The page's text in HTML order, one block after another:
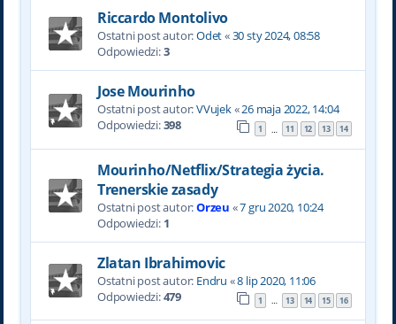
Riccardo Montolivo
Ostatni post autor:Odet«30 sty 2024, 08:58
Odpowiedzi:3
Jose Mourinho
Ostatni post autor:VVujek«26 maja 2022, 14:04
Odpowiedzi:398 1 … 11 12 13 14
Mourinho/Netflix/Strategia życia.
Trenerskie zasady
Ostatni post autor:Orzeu «7 gru 2020, 10:24
Odpowiedzi: 1
Zlatan Ibrahimovic
Ostatni post autor: Endru «8 lip 2020, 11:06
Odpowiedzi:479 1 … 13 14 15 16